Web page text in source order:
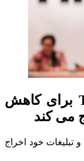
گزارش شده است که TikTok برای کاهش
می کند
خود اخراج